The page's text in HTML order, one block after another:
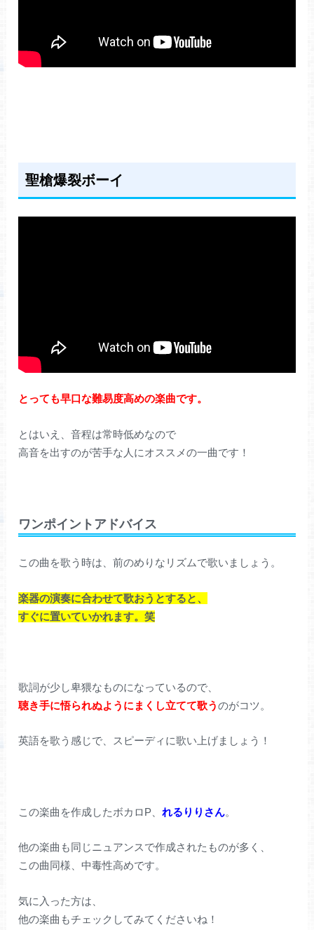
聖槍爆裂ボーイ
とっても早口な難易度高めの楽曲です。
とはいえ、音程は常時低めなので
高音を出すのが苦手な人にオススメの一曲です！
ワンポイントアドバイス
この曲を歌う時は、前のめりなリズムで歌いましょう。
楽器の演奏に合わせて歌おうとすると、
すぐに置いていかれます。笑
歌詞が少し卑猥なものになっているので、
聴き手に悟られぬようにまくし立てて歌うのがコツ。
英語を歌う感じで、スピーディに歌い上げましょう！
この楽曲を作成したボカロP、れるりりさん。
他の楽曲も同じニュアンスで作成されたものが多く、
この曲同様、中毒性高めです。
気に入った方は、
他の楽曲もチェックしてみてくださいね！